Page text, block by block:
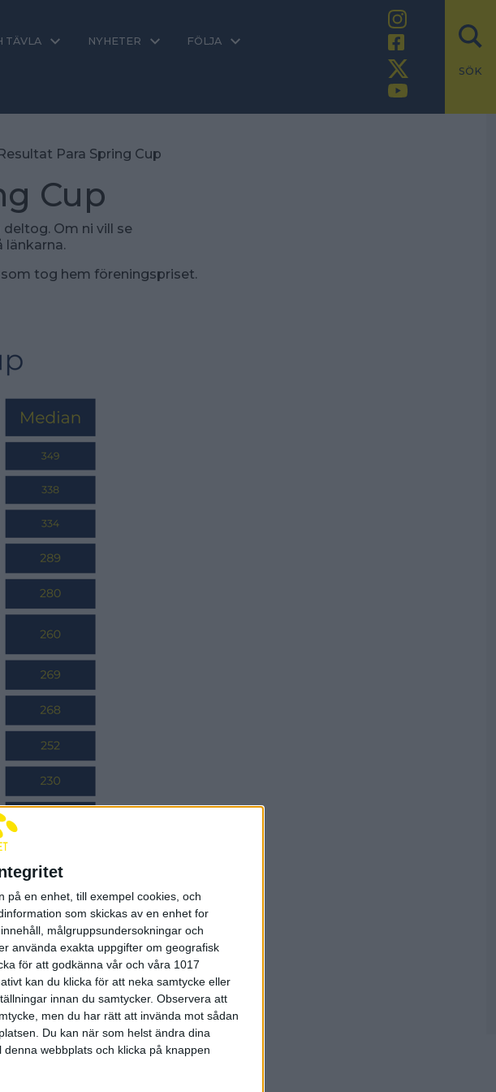
på en enhet, till exempel cookies, och
som skickas av en enhet for
målgruppsundersokningar och
använda exakta uppgifter om geografisk
för att godkänna vår och våra 1017
kan du klicka för att neka samtycke eller
innan du samtycker. Observera att
men du har rätt att invända mot sådan
Du kan när som helst ändra dina
webbplats och klicka på knappen
TÄVLA NYHETER FÖLJA
SÖK
Para Spring Cup
Cup
Om ni vill se
länkarna.
tog hem föreningspriset.